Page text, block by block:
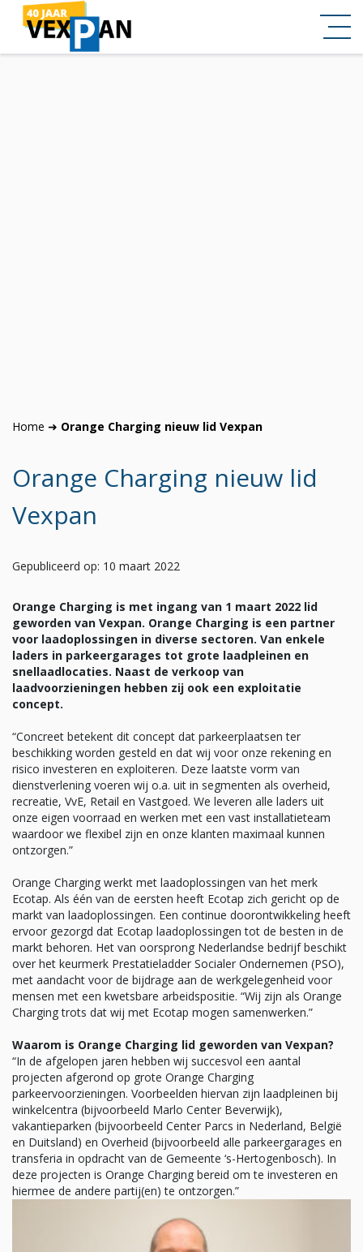
Home ➜ Orange Charging nieuw lid Vexpan
Orange Charging nieuw lid
Vexpan
Gepubliceerd op: 10 maart 2022
Orange Charging is met ingang van 1 maart 2022 lid
geworden van Vexpan. Orange Charging is een partner
voor laadoplossingen in diverse sectoren. Van enkele
laders in parkeergarages tot grote laadpleinen en
snellaadlocaties. Naast de verkoop van
laadvoorzieningen hebben zij ook een exploitatie
concept.
“Concreet betekent dit concept dat parkeerplaatsen ter
beschikking worden gesteld en dat wij voor onze rekening en
risico investeren en exploiteren. Deze laatste vorm van
dienstverlening voeren wij o.a. uit in segmenten als overheid,
recreatie, VvE, Retail en Vastgoed. We leveren alle laders uit
onze eigen voorraad en werken met een vast installatieteam
waardoor we flexibel zijn en onze klanten maximaal kunnen
ontzorgen.”
Orange Charging werkt met laadoplossingen van het merk
Ecotap. Als één van de eersten heeft Ecotap zich gericht op de
markt van laadoplossingen. Een continue doorontwikkeling heeft
ervoor gezorgd dat Ecotap laadoplossingen tot de besten in de
markt behoren. Het van oorsprong Nederlandse bedrijf beschikt
over het keurmerk Prestatieladder Socialer Ondernemen (PSO),
met aandacht voor de bijdrage aan de werkgelegenheid voor
mensen met een kwetsbare arbeidspositie. “Wij zijn als Orange
Charging trots dat wij met Ecotap mogen samenwerken.”
Waarom is Orange Charging lid geworden van Vexpan?
“In de afgelopen jaren hebben wij succesvol een aantal
projecten afgerond op grote Orange Charging
parkeervoorzieningen. Voorbeelden hiervan zijn laadpleinen bij
winkelcentra (bijvoorbeeld Marlo Center Beverwijk),
vakantieparken (bijvoorbeeld Center Parcs in Nederland, België
en Duitsland) en Overheid (bijvoorbeeld alle parkeergarages en
transferia in opdracht van de Gemeente ‘s-Hertogenbosch). In
deze projecten is Orange Charging bereid om te investeren en
hiermee de andere partij(en) te ontzorgen.”